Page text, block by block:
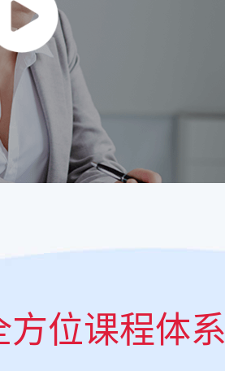
方位课程体系